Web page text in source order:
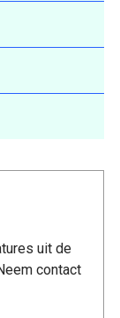
uit de
contact